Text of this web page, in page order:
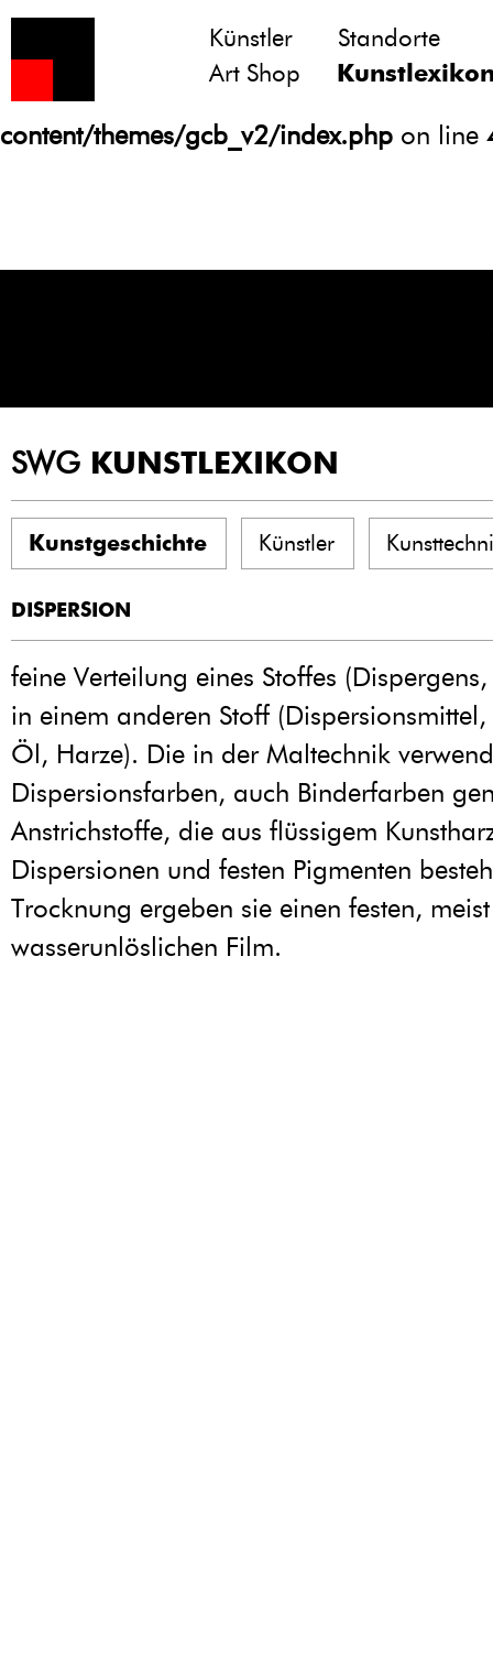
Notice
: Undefined variable: atts in
/homepages/21/d13550920/htdocs/
content/themes/gcb_v2/index.php on line
Künstler
Standorte
Art Shop
SWG KUNSTLEXIKON
Kunstgeschichte Künstler
DISPERSION
feine Verteilung eines Stoffes
in einem anderen Stoff (Dispersionsmittel,
Öl, Harze). Die in der Maltechnik
Dispersionsfarben, auch Binderfarben
Anstrichstoffe, die aus flüssigem
Dispersionen und festen Pigmenten
Trocknung ergeben sie einen festen, meist
wasserunlöslichen Film.